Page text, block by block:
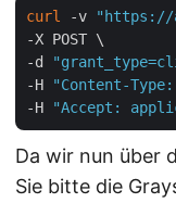
curl -v "https://
-X POST \
-d
-H
"Content-
-H
"Accept:
Da wir nun über
Sie bitte die